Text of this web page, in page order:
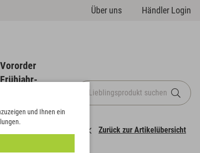
Über uns Händler Login
Vororder
Frühjahr-
Zurück zur Artikelübersicht
und Ihnen ein